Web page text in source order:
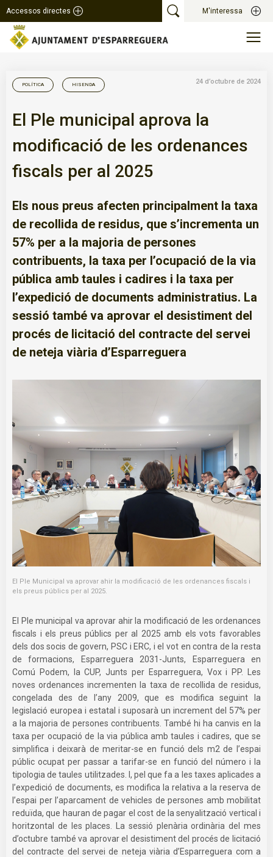
Accessos directes M'interessa
POLÍTICA HISENDA 24 d’octubre de 2024
El Ple municipal aprova la
modificació de les ordenances
fiscals per al 2025
Els nous preus afecten principalment la taxa
de recollida de residus, que s’incrementa un
57% per a la majoria de persones
contribuents, la taxa per l’ocupació de la via
pública amb taules i cadires i la taxa per
l’expedició de documents administratius. La
sessió també va aprovar el desistiment del
procés de licitació del contracte del servei
de neteja viària d’Esparreguera
El Ple Municipal va aprovar ahir la modificació de les ordenances fiscals i
els preus públics per al 2025.
El Ple municipal va aprovar ahir la modificació de les ordenances
fiscals i els preus públics per al 2025 amb els vots favorables
dels dos socis de govern, PSC i ERC, i el vot en contra de la resta
de formacions, Esparreguera 2031-Junts, Esparreguera en
Comú Podem, la CUP, Junts per Esparreguera, Vox i PP. Les
noves ordenances incrementen la taxa de recollida de residus,
congelada des de l’any 2009, que es modifica seguint la
legislació europea i estatal i suposarà un increment del 57% per
a la majoria de persones contribuents. També hi ha canvis en la
taxa per ocupació de la via pública amb taules i cadires, que se
simplifica i deixarà de meritar-se en funció dels m2 de l’espai
públic ocupat per passar a tarifar-se en funció del número i la
tipologia de taules utilitzades. I, pel que fa a les taxes aplicades a
l’expedició de documents, es modifica la relativa a la reserva de
l’espai per l’aparcament de vehicles de persones amb mobilitat
reduïda, que hauran de pagar el cost de la senyalització vertical i
horitzontal de les places. La sessió plenària ordinària del mes
d’octubre també va aprovar el desistiment del procés de licitació
del contracte del servei de neteja viària d’Esparreguera com a